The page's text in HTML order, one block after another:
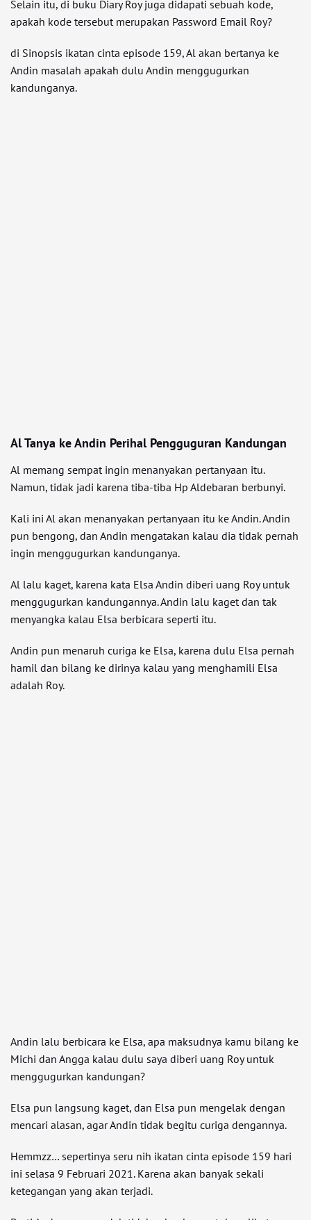
Selain itu, di buku Diary Roy juga didapati sebuah kode,
apakah kode tersebut merupakan Password Email Roy?
di Sinopsis ikatan cinta episode 159, Al akan bertanya ke
Andin masalah apakah dulu Andin menggugurkan
kandunganya.
Al Tanya ke Andin Perihal Pengguguran Kandungan
Al memang sempat ingin menanyakan pertanyaan itu.
Namun, tidak jadi karena tiba-tiba Hp Aldebaran berbunyi.
Kali ini Al akan menanyakan pertanyaan itu ke Andin. Andin
pun bengong, dan Andin mengatakan kalau dia tidak pernah
ingin menggugurkan kandunganya.
Al lalu kaget, karena kata Elsa Andin diberi uang Roy untuk
menggugurkan kandungannya. Andin lalu kaget dan tak
menyangka kalau Elsa berbicara seperti itu.
Andin pun menaruh curiga ke Elsa, karena dulu Elsa pernah
hamil dan bilang ke dirinya kalau yang menghamili Elsa
adalah Roy.
Andin lalu berbicara ke Elsa, apa maksudnya kamu bilang ke
Michi dan Angga kalau dulu saya diberi uang Roy untuk
menggugurkan kandungan?
Elsa pun langsung kaget, dan Elsa pun mengelak dengan
mencari alasan, agar Andin tidak begitu curiga dengannya.
Hemmzz… sepertinya seru nih ikatan cinta episode 159 hari
ini selasa 9 Februari 2021. Karena akan banyak sekali
ketegangan yang akan terjadi.